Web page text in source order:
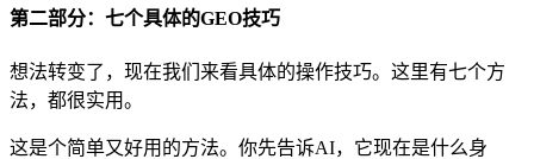
第二部分：七个具体的GEO技巧
想法转变了，现在我们来看具体的操作技巧。这里有七个方
法，都很实用。
这是个简单又好用的方法。你先告诉AI，它现在是什么身